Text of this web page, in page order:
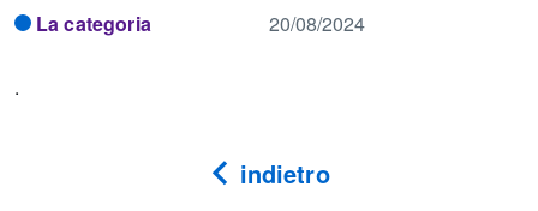
La categoria 20/08/2024
.
indietro